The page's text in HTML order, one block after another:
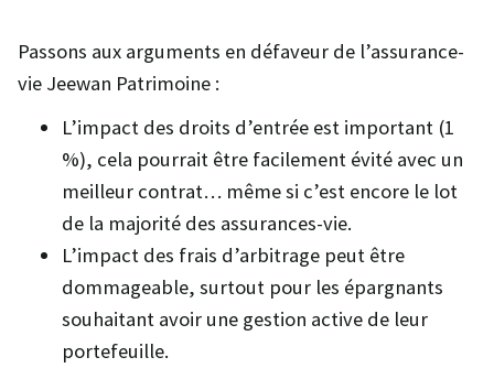
Passons aux arguments en défaveur de l’assurance-
vie Jeewan Patrimoine :
L’impact des droits d’entrée est important (1
%), cela pourrait être facilement évité avec un
meilleur contrat… même si c’est encore le lot
de la majorité des assurances-vie.
L’impact des frais d’arbitrage peut être
dommageable, surtout pour les épargnants
souhaitant avoir une gestion active de leur
portefeuille.